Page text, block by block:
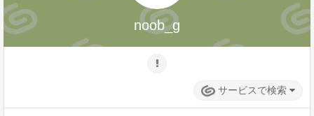
noob_g
サービスで検索